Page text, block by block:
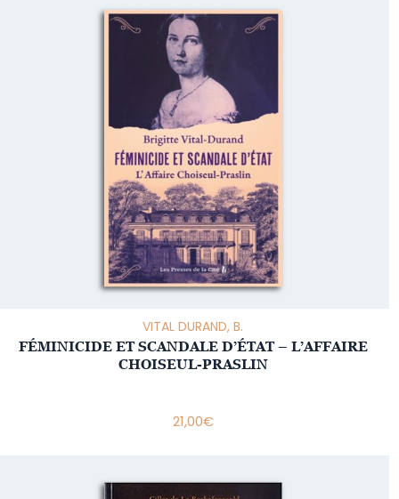
VITAL DURAND, B.
FÉMINICIDE ET SCANDALE D’ÉTAT – L’AFFAIRE
CHOISEUL-PRASLIN
21,00€